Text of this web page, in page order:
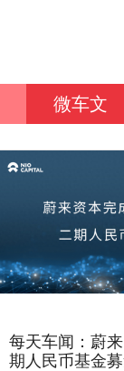
微车文
每天车闻：蔚
期人民币基金